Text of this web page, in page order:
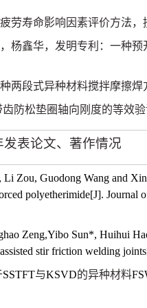
劳寿命影响因素评价方法，
杨鑫华，发明专利：一种预
两段式异种材料搅拌摩擦焊
防松垫圈轴向刚度的等效验
发表论文、著作情况
Zou, Guodong Wang and
polyetherimide[J]. Journal
Zeng,Yibo Sun*, Huihui
stir friction welding
SSTFT与KSVD的异种材料